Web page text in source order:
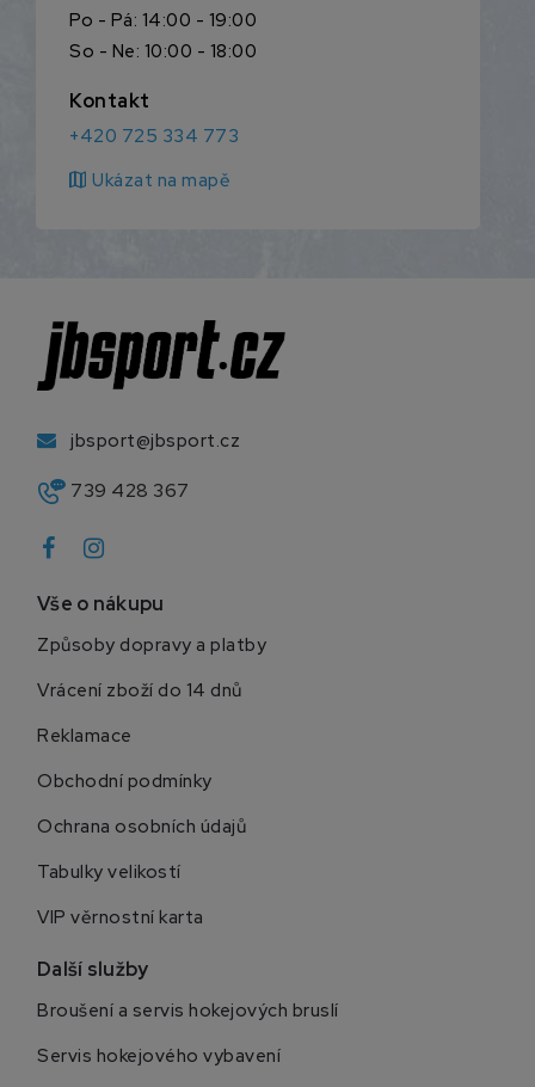
Po - Pá: 14:00 - 19:00
So - Ne: 10:00 - 18:00
Kontakt
+420 725 334 773
map Ukázat na mapě
jbsport@jbsport.cz
739 428 367
Vše o nákupu
Způsoby dopravy a platby
Vrácení zboží do 14 dnů
Reklamace
Obchodní podmínky
Ochrana osobních údajů
Tabulky velikostí
VIP věrnostní karta
Další služby
Broušení a servis hokejových bruslí
Servis hokejového vybavení